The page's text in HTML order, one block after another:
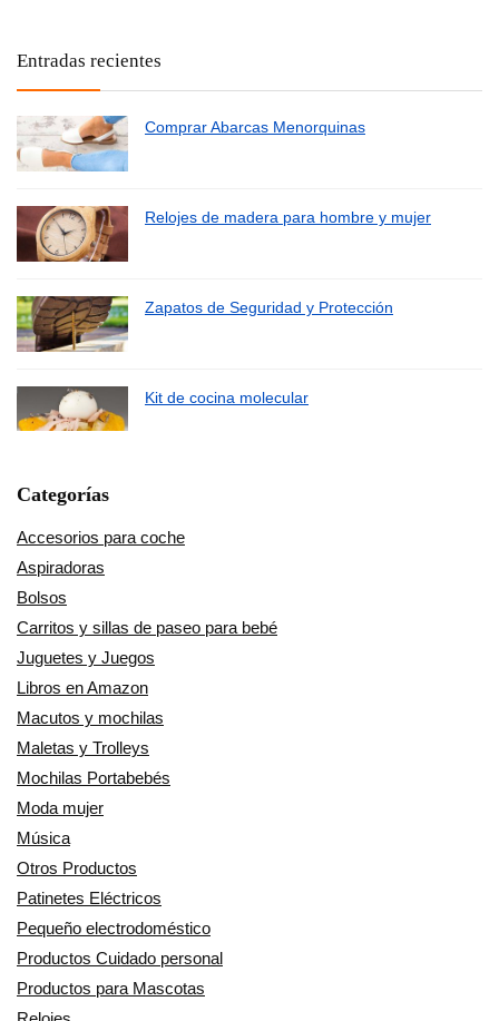
Entradas recientes
Comprar Abarcas Menorquinas
Relojes de madera para hombre y mujer
Zapatos de Seguridad y Protección
Kit de cocina molecular
Categorías
Accesorios para coche
Aspiradoras
Bolsos
Carritos y sillas de paseo para bebé
Juguetes y Juegos
Libros en Amazon
Macutos y mochilas
Maletas y Trolleys
Mochilas Portabebés
Moda mujer
Música
Otros Productos
Patinetes Eléctricos
Pequeño electrodoméstico
Productos Cuidado personal
Productos para Mascotas